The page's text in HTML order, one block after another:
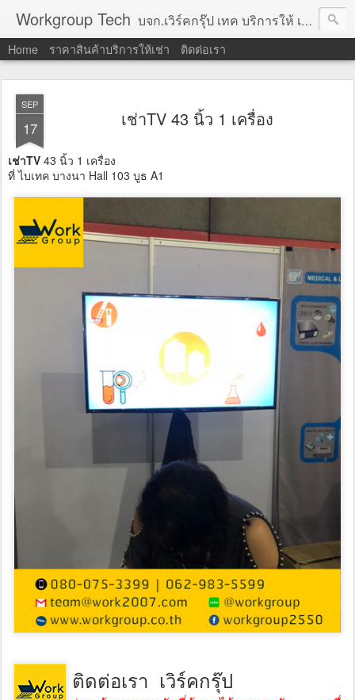
Workgroup Tech บจก.เวิร์คกรุ๊ป เทค บริการให้ เช่าคอมพิวเตอร์ โน้ตบุ๊ค โปรเจคเตอร์ ทีวีจอแบน จอทัชสกรีน ตู้คีออส วีดีโอวอล และอุปกรณ์อื่น ๆ บริการให้เช่าเป็น รายวัน
Home ราคาสินค้าบริการให้เช่า ติดต่อเรา
SEP
17 เช่าTV 43 นิ้ว 1 เครื่อง
เช่าTV 43 นิ้ว 1 เครื่อง
ที่ ไบเทค บางนา Hall 103 บูธ A1
ติดต่อเรา เวิร์คกรุ๊ป